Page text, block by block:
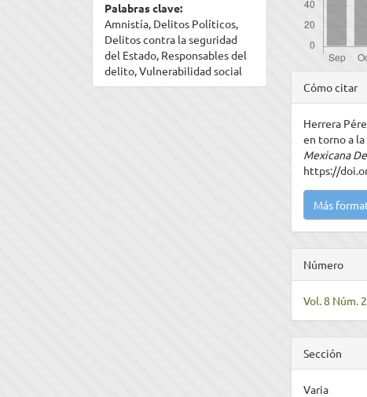
Palabras clave:
Amnistía, Delitos Políticos,
Delitos contra la seguridad
del Estado, Responsables del
delito, Vulnerabilidad social
Detalles
del
Cómo citar
Herrera
en torno a
Mexicana
https://
Más
Número
Vol. 8 Núm.
Sección
Varia